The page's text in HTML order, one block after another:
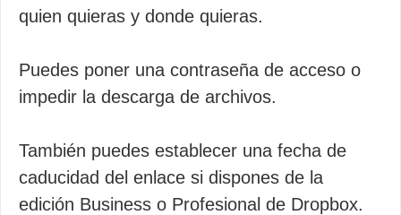
quien quieras y donde quieras.
Puedes poner una contraseña de acceso o
impedir la descarga de archivos.
También puedes establecer una fecha de
caducidad del enlace si dispones de la
edición Business o Profesional de Dropbox.